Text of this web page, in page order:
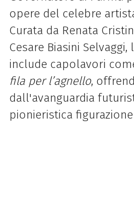
opere del celebre
Curata da Renata
Cesare Biasini
include capolavori
fila per l’agnello,
dall'avanguardia
pionieristica